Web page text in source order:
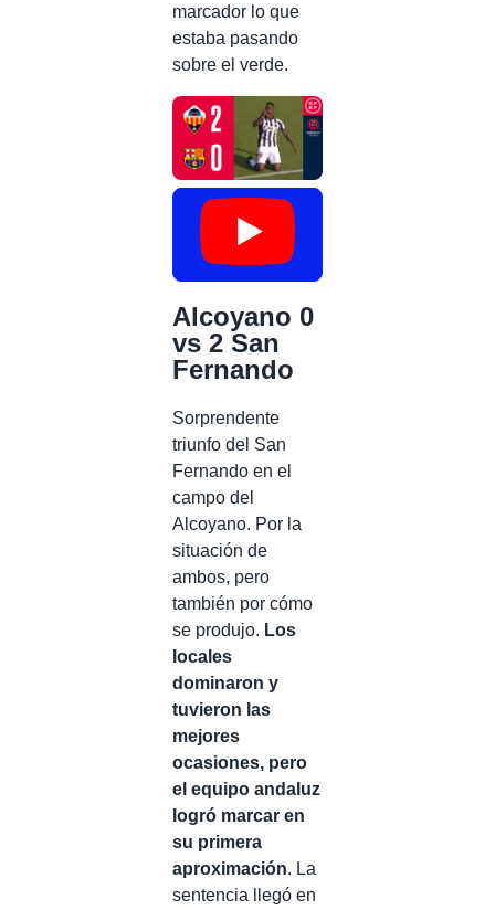
marcador lo que
estaba pasando
sobre el verde.
Alcoyano 0
vs 2 San
Fernando
Sorprendente
triunfo del San
Fernando en el
campo del
Alcoyano. Por la
situación de
ambos, pero
también por cómo
se produjo. Los
locales
dominaron y
tuvieron las
mejores
ocasiones, pero
el equipo andaluz
logró marcar en
su primera
aproximación. La
sentencia llegó en